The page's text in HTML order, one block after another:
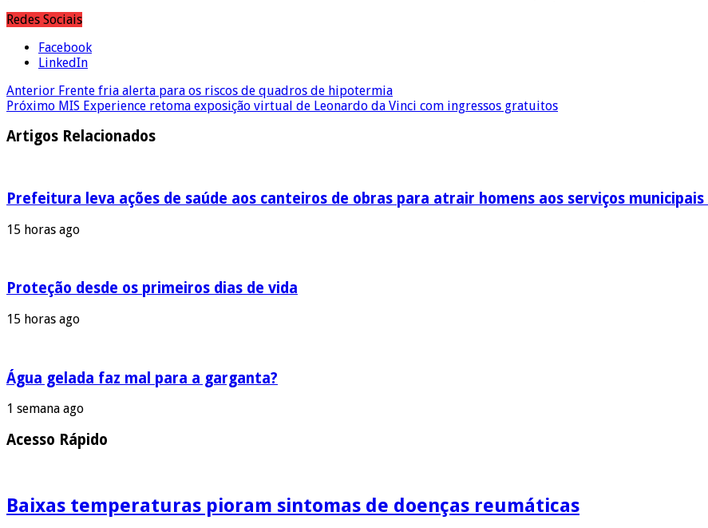
Redes Sociais
Facebook
LinkedIn
Anterior Frente fria alerta para os riscos de quadros de hipotermia
Próximo MIS Experience retoma exposição virtual de Leonardo da Vinci com ingressos gratuitos
Artigos Relacionados
Prefeitura leva ações de saúde aos canteiros de obras para atrair homens aos serviços municipais
15 horas ago
Proteção desde os primeiros dias de vida
15 horas ago
Água gelada faz mal para a garganta?
1 semana ago
Acesso Rápido
Baixas temperaturas pioram sintomas de doenças reumáticas